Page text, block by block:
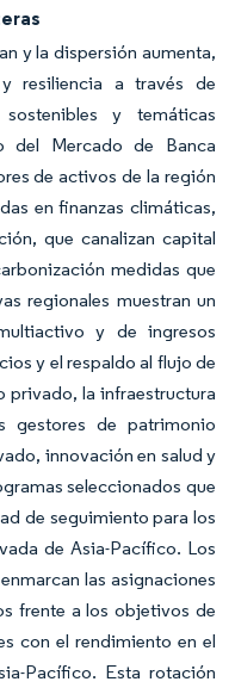
y la dispersión aumenta,
resiliencia a través de
y temáticas
del Mercado de Banca
de activos de la región
en finanzas climáticas,
que canalizan capital
medidas que
regionales muestran un
y de ingresos
y el respaldo al flujo de
privado, la infraestructura
gestores de patrimonio
innovación en salud y
seleccionados que
de seguimiento para los
de Asia-Pacífico. Los
las asignaciones
frente a los objetivos de
con el rendimiento en el
Pacífico. Esta rotación